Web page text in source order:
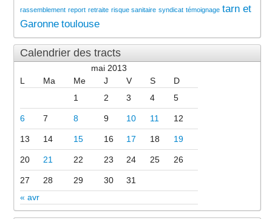
rassemblement report retraite risque sanitaire syndicat témoignage tarn et
Garonne toulouse
Calendrier des tracts
mai 2013
L
Ma Me J V S D
« avr
1 2 3 4 5
6 7 8 9 10 11 12
13 14 15 16 17 18 19
20 21 22 23 24 25 26
27 28 29 30 31